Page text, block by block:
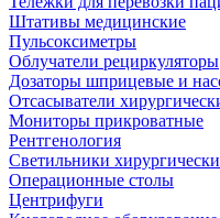
Штативы медицинские
Пульсоксиметры
Облучатели рециркуляторы
Дозаторы шприцевые и
Отсасыватели
Мониторы прикроватные
Рентгенология
Светильники
Операционные столы
Центрифуги